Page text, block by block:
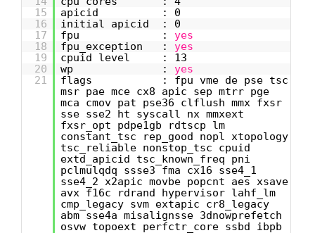
15
apicid : 0
16
initial apicid : 0
17
fpu : yes
18
fpu_exception : yes
19
cpuid level : 13
20
wp : yes
21
flags : fpu vme de pse tsc
msr pae mce cx8 apic sep mtrr pge
mca cmov pat pse36 clflush mmx fxsr
sse sse2 ht syscall nx mmxext
fxsr_opt pdpe1gb rdtscp lm
constant_tsc rep_good nopl xtopology
tsc_reliable nonstop_tsc cpuid
extd_apicid tsc_known_freq pni
pclmulqdq ssse3 fma cx16 sse4_1
sse4_2 x2apic movbe popcnt aes xsave
avx f16c rdrand hypervisor lahf_lm
cmp_legacy svm extapic cr8_legacy
abm sse4a misalignsse 3dnowprefetch
osvw topoext perfctr_core ssbd ibpb